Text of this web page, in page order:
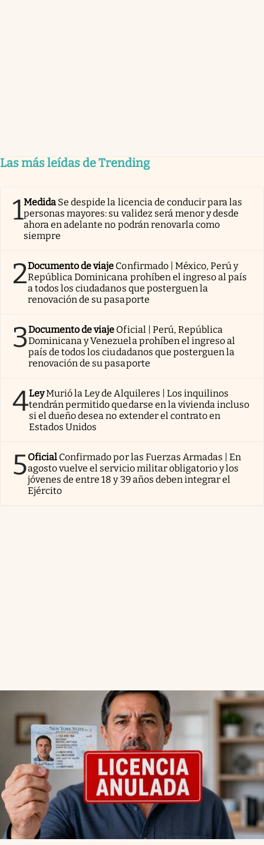
Las más leídas de Trending
1Medida Se despide la licencia de conducir para las
personas mayores: su validez será menor y desde
ahora en adelante no podrán renovarla como
siempre
2Documento de viaje Confirmado | México, Perú y
República Dominicana prohíben el ingreso al país
a todos los ciudadanos que posterguen la
renovación de su pasaporte
3Documento de viaje Oficial | Perú, República
Dominicana y Venezuela prohíben el ingreso al
país de todos los ciudadanos que posterguen la
renovación de su pasaporte
4LeyMurió la Ley de Alquileres | Los inquilinos
tendrán permitido quedarse en la vivienda incluso
si el dueño desea no extender el contrato en
Estados Unidos
5Oficial Confirmado por las Fuerzas Armadas | En
agosto vuelve el servicio militar obligatorio y los
jóvenes de entre 18 y 39 años deben integrar el
Ejército